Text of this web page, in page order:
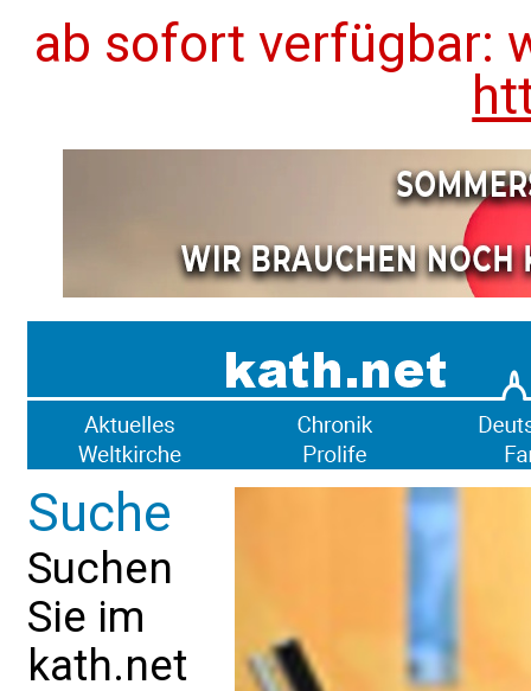
ab sofort verfügbar:
Suche
Suchen
Sie im
kath.net